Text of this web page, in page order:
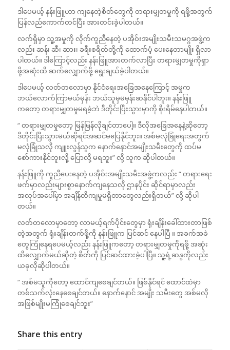
ဒါပေမယ့် နန်းဖြူဟာ ကျနေတဲ့စိတ်တွေကို တရားမျှတမှုကို ရဖို့အတွက်
ပြန်လည်ကောက်တင်ပြီး အားတင်းခဲ့ပါတယ်။
လက်ရှိမှာ သူ့အမှုကို လိုက်ကူညီနေတဲ့ ပအိုဝ်းအမျိုးသမီးသမဂ္ဂအဖွဲ့က
လည်း ဆန်၊ ဆီ၊ ဆား၊ ခရီးစရိတ်တို့ကို ထောက်ပံ့ ပေးနေတာမျိုး ရှိလာ
ပါတယ်။ ဒါကြောင့်လည်း နန်းဖြူအားတက်လာပြီး တရားမျှတမှုကိုရှာ
ဖို့အဆုံးထိ ဆက်လျှောက်ဖို့ ရွေးချယ်ခဲ့ပါတယ်။
ဒါပေမယ့် လတ်တလောမှာ နိုင်ငံရေးအခြေအနေကြောင့် အမှုက
ဘယ်လောက်ကြာမယ်မှန်း ဘယ်သူမှမမှန်းဆနိုင်ပါဘူး။ နန်းဖြူ
ကတော့ တရားမျှတမှုမရခဲ့ဘဲ ဒီတိုင်းပြီးသွားမှာကို စိုးရိမ်နေပါတယ်။
“ တရားမျှတမှုတော့ မြန်မြန်လိုချင်တာပေါ့။ ဒီလိုအခြေအနေနဲ့ဆိုတော့
ဒီတိုင်းပြီးသွားမယ်ဆိုရင်အဆင်မပြေနိုင်ဘူး။ အစ်မလုံခြုံရေးအတွက်
မလုံခြုံသလို ကျူးလွန်သူက နောက်နောင်အမျိုးသမီးတွေကို ထပ်မ
စော်ကားနိုင်ဘူးလို့ ပြောလို့ မရဘူး” လို့ သူက ဆိုပါတယ်။
နန်းဖြူကို ကူညီပေးနေတဲ့ ပအိုဝ်းအမျိုးသမီးအဖွဲ့ကလည်း “ တရားရေး
ဖက်မှာလည်းများစွာနောက်ကျနေသလို ဌာနပိုင်း ဆိုင်ရာမှာလည်း
အလုပ်အပေါ်မှာ အချိန်တိကျမှုမရှိတာတွေလည်းရှိတယ်” လို့ ဆိုပါ
တယ်။
လတ်တလောမှာတော့ လာမယ့်ရက်ပိုင်းတွေမှာ ရုံးချိန်းခေါ်ထားတာဖြစ်
တဲ့အတွက် ရုံးချိန်းတက်ဖို့ကို နန်းဖြူက ပြင်ဆင် နေပါပြီ ။ အခက်အခဲ
တွေကြုံနေရပေမယ့်လည်း နန်းဖြူကတော့ တရားမျှတမှုကိုရဖို့ အဆုံး
ထိလျှောက်မယ်ဆိုတဲ့ စိတ်ကို ပြင်ဆင်ထားခဲ့ပါပြီ။ သူ့ရဲ့ဆန္ဒကိုလည်း
ယခုလိုဆိုပါတယ်။
“ အစ်မသူကိုတော့ ထောင်ကျစေချင်တယ်။ ‌ဖြစ်နိုင်ရင် ထောင်ထဲမှာ
တစ်သက်လုံးနေစေချင်တယ်။ နောက်နောင် အမျိုး သမီးတွေ အစ်မလို
အဖြစ်မျိုးမကြုံစေချင်ဘူး”
Share this entry